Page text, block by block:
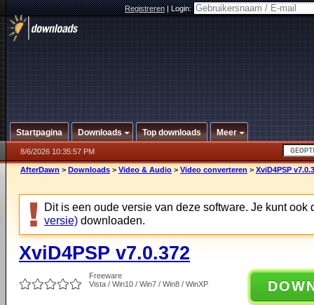
Registreren|Login:
Startpagina Downloads Top downloads Meer
8/6/2026 10:35:57 PM
AfterDawn > Downloads > Video & Audio > Video converteren > XviD4PSP
Dit is een oude versie van deze software. Je kunt ook
versie) downloaden.
XviD4PSP v7.0.372
Freeware
Vista / Win10 / Win7 / Win8 / WinXP